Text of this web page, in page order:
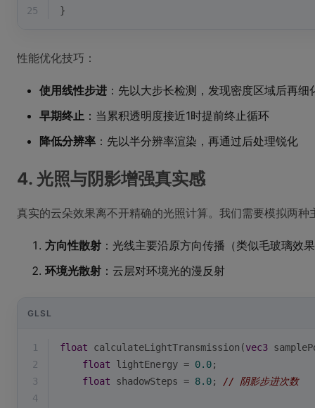
25
}
性能优化技巧：
使用线性步进 ：先以大步长检测，发现密度区域后再细
早期终止 ：当累积透明度接近1时提前终止循环
降低分辨率 ：先以半分辨率渲染，再通过后处理锐化
4. 光照与阴影增强真实感
真实的云朵效果离不开精确的光照计算。我们需要模拟两种
方向性散射 ：光线主要沿原方向传播（类似毛玻璃效
环境光散射 ：云层对环境光的漫反射
GLSL
1 float calculateLightTransmission(vec3
2
float lightEnergy = 0.0;
3
float shadowSteps = 8.0; // 阴影步进次数
4